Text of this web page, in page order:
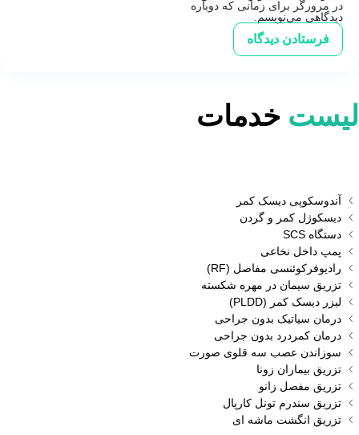
در مرورگر برای زمانی که دوباره
دیدگاهی می‌نویسم.
لیست خدمات
آندوسکوپی دیسک کمر
دیسکوژل کمر و گردن
دستگاه SCS
پمپ داخل نخاعی
رادیوفرکوئنسی مفاصل (RF)
تزریق سیمان در مهره شکسته
لیزر دیسک کمر (PLDD)
درمان سیاتیک بدون جراحی
درمان کمردرد بدون جراحی
سوزاندن عصب سه قلوی صورت
تزریق بیماران زونا
تزریق مفصل زانو
تزریق سندرم تونل کارپال
تزریق انگشت ماشه‌ ای